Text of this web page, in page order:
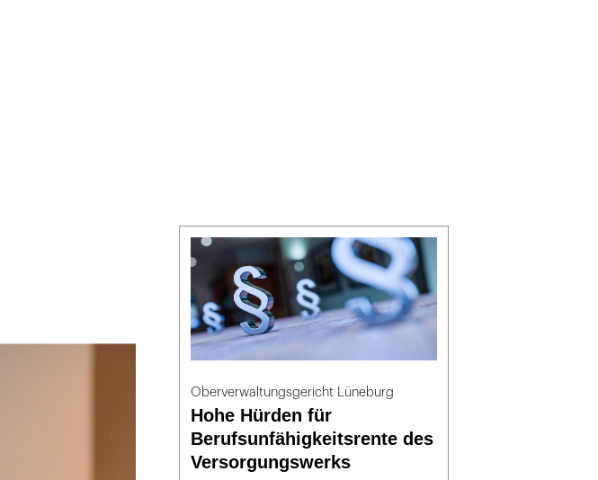
Oberverwaltungsgericht Lüneburg
Hohe Hürden für
Berufsunfähigkeitsrente des
Versorgungswerks